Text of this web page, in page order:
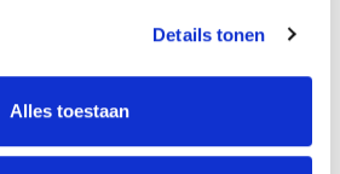
Details tonen
Alles toestaan
Reinier Noordzij